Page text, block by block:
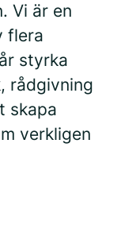
Vi är en
flera
styrka
rådgivning
skapa
verkligen